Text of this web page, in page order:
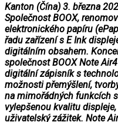
Kanton (Čína) 3. března
Společnost BOOX,
elektronického papíru
řadu zařízení s E Ink
digitálním obsahem.
společnost BOOX Note
digitální zápisník s
možnosti přemýšlení,
na mimořádných funkcích
vylepšenou kvalitu
uživatelský zážitek. Note